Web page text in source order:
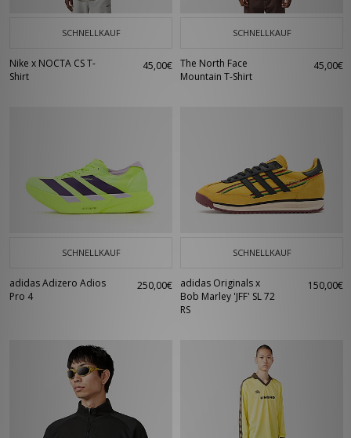
SCHNELLKAUF
Nike x NOCTA CS T-
Shirt
45,00€
SCHNELLKAUF
The North Face
Mountain T-Shirt
45,00€
SCHNELLKAUF
adidas Adizero Adios
Pro 4
250,00€
SCHNELLKAUF
adidas Originals x
Bob Marley 'JFF' SL 72
RS
150,00€